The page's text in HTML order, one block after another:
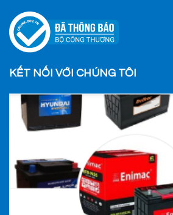
KẾT NỐI VỚI CHÚNG TÔI